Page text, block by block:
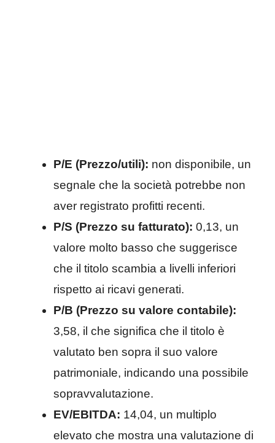
P/E (Prezzo/utili): non disponibile, un
segnale che la società potrebbe non
aver registrato profitti recenti.
P/S (Prezzo su fatturato): 0,13, un
valore molto basso che suggerisce
che il titolo scambia a livelli inferiori
rispetto ai ricavi generati.
P/B (Prezzo su valore contabile):
3,58, il che significa che il titolo è
valutato ben sopra il suo valore
patrimoniale, indicando una possibile
sopravvalutazione.
EV/EBITDA: 14,04, un multiplo
elevato che mostra una valutazione di